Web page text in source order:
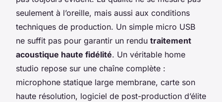
seulement à l’oreille, mais aussi aux conditions
techniques de production. Un simple micro USB
ne suffit pas pour garantir un rendu traitement
acoustique haute fidélité. Un véritable home
studio repose sur une chaîne complète :
microphone statique large membrane, carte son
haute résolution, logiciel de post-production d’élite